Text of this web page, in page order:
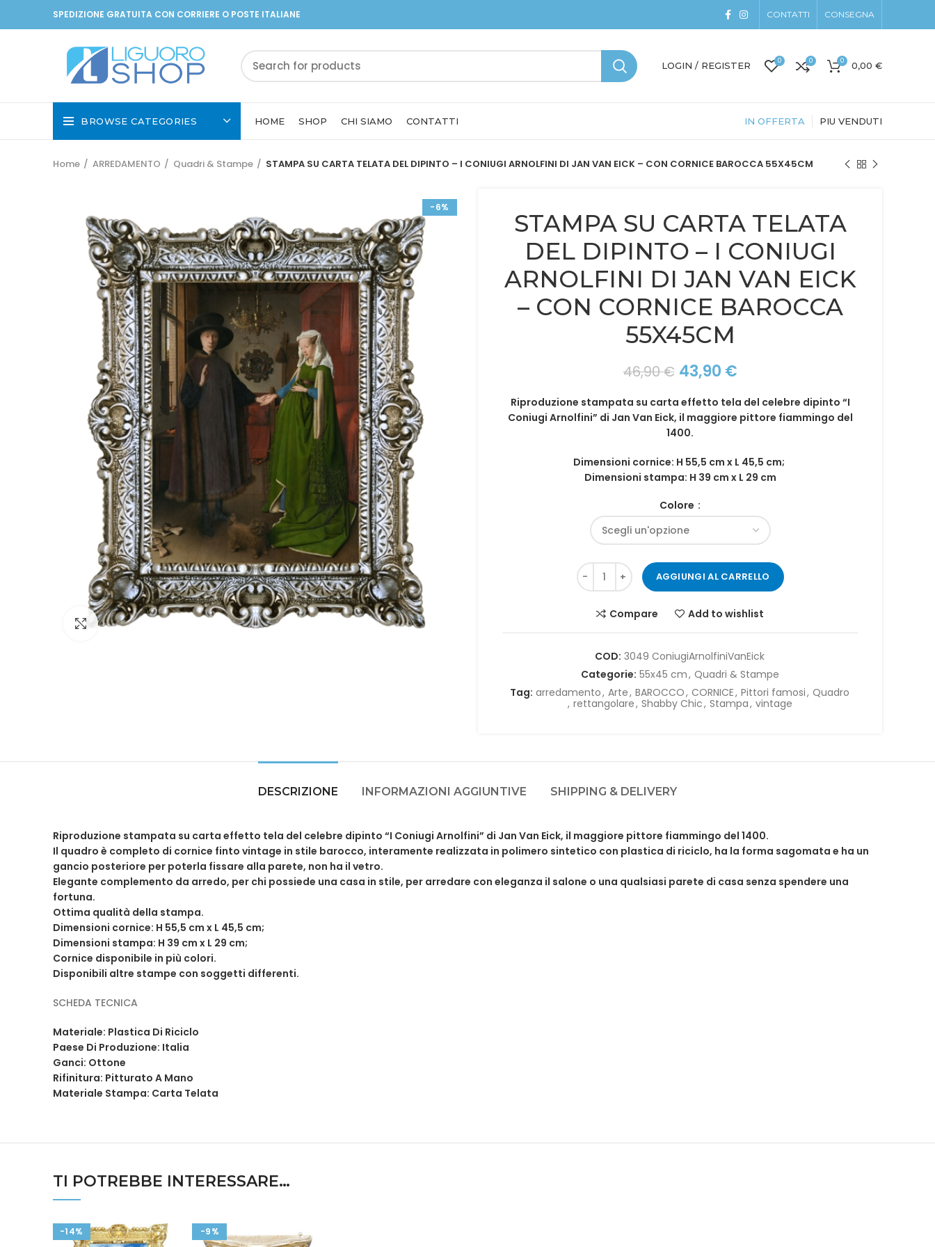
SPEDIZIONE GRATUITA CON CORRIERE O POSTE ITALIANE CONTATTI CONSEGNA
LOGIN / REGISTER 0 0 0 0,00 €
BROWSE CATEGORIES HOME SHOP CHI SIAMO CONTATTI IN OFFERTA PIU VENDUTI
Home ARREDAMENTO Quadri & Stampe STAMPA SU CARTA TELATA DEL DIPINTO – I CONIUGI ARNOLFINI DI JAN VAN EICK – CON CORNICE BAROCCA 55X45CM
-6%
Click to enlarge
STAMPA SU CARTA TELATA
DEL DIPINTO – I CONIUGI
ARNOLFINI DI JAN VAN EICK
– CON CORNICE BAROCCA
55X45CM
46,90€ Il
originale
era:
46,90 €.
43,90 €Il
attuale
è:
Riproduzione stampata su carta effetto tela del celebre dipinto “I
Coniugi Arnolfini” di Jan Van Eick, il maggiore pittore fiammingo del
1400.
Dimensioni cornice: H 55,5 cm x L 45,5 cm;
Dimensioni stampa: H 39 cm x L 29 cm
Colore
AGGIUNGI AL CARRELLO
Compare Add to wishlist
COD: 3049 ConiugiArnolfiniVanEick
Categorie: 55x45 cm, Quadri & Stampe
Tag: arredamento, Arte, BAROCCO, CORNICE, Pittori famosi, Quadro
, rettangolare, Shabby Chic, Stampa, vintage
DESCRIZIONE INFORMAZIONI AGGIUNTIVE SHIPPING & DELIVERY
Riproduzione stampata su carta effetto tela del celebre dipinto “I Coniugi Arnolfini” di Jan Van Eick, il maggiore pittore fiammingo del 1400.
Il quadro è completo di cornice finto vintage in stile barocco, interamente realizzata in polimero sintetico con plastica di riciclo, ha la forma sagomata e ha un
gancio posteriore per poterla fissare alla parete, non ha il vetro.
Elegante complemento da arredo, per chi possiede una casa in stile, per arredare con eleganza il salone o una qualsiasi parete di casa senza spendere una
fortuna.
Ottima qualità della stampa.
Dimensioni cornice: H 55,5 cm x L 45,5 cm;
Dimensioni stampa: H 39 cm x L 29 cm;
Cornice disponibile in più colori.
Disponibili altre stampe con soggetti differenti.
SCHEDA TECNICA
Materiale: Plastica Di Riciclo
Paese Di Produzione: Italia
Ganci: Ottone
Rifinitura: Pitturato A Mano
Materiale Stampa: Carta Telata
TI POTREBBE INTERESSARE…
-14% -9%